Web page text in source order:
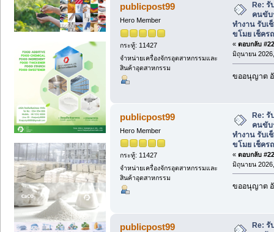
publicpost99
Hero Member
กระทู้: 11427
จำหน่ายเครื่องจักรอุตสาหกรรมและ
สินค้าอุตสาหกรรม
Re: รั
คนขับ
ทำงาน รับเ
ขโมย เช็คร
« ตอบกลับ
มิถุนายน
ขออนุญาต
publicpost99
Hero Member
กระทู้: 11427
จำหน่ายเครื่องจักรอุตสาหกรรมและ
สินค้าอุตสาหกรรม
Re: รั
คนขับ
ทำงาน รับเ
ขโมย เช็คร
« ตอบกลับ
มิถุนายน
ขออนุญาต
publicpost99
Re: รั